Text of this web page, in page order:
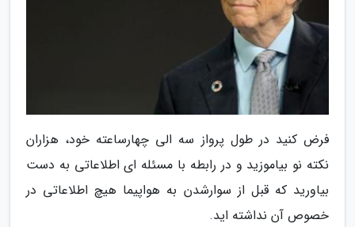
فرض کنید در طول پرواز سه الی چهارساعته خود، هزاران
نکته نو بیاموزید و در رابطه با مسئله ای اطلاعاتی به دست
بیاورید که قبل از سوارشدن به هواپیما هیچ اطلاعاتی در
خصوص آن نداشته اید.